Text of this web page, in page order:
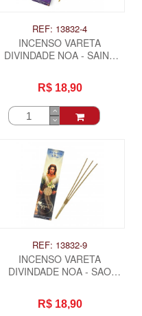
REF: 13832-4
INCENSO VARETA
DIVINDADE NOA - SAINT
R$ 18,90
REF: 13832-9
INCENSO VARETA
DIVINDADE NOA - SAO
R$ 18,90